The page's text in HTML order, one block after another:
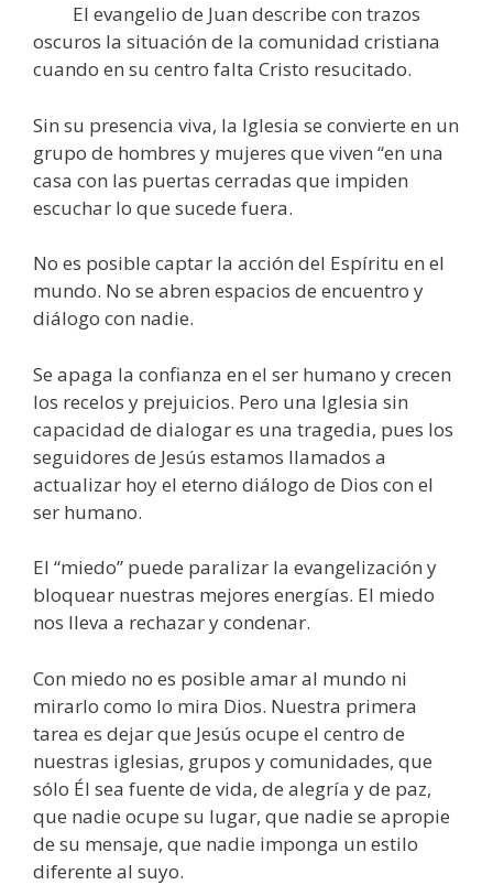
El evangelio de Juan describe con trazos
oscuros la situación de la comunidad cristiana
cuando en su centro falta Cristo resucitado.
Sin su presencia viva, la Iglesia se convierte en un
grupo de hombres y mujeres que viven “en una
casa con las puertas cerradas que impiden
escuchar lo que sucede fuera.
No es posible captar la acción del Espíritu en el
mundo. No se abren espacios de encuentro y
diálogo con nadie.
Se apaga la confianza en el ser humano y crecen
los recelos y prejuicios. Pero una Iglesia sin
capacidad de dialogar es una tragedia, pues los
seguidores de Jesús estamos llamados a
actualizar hoy el eterno diálogo de Dios con el
ser humano.
El “miedo” puede paralizar la evangelización y
bloquear nuestras mejores energías. El miedo
nos lleva a rechazar y condenar.
Con miedo no es posible amar al mundo ni
mirarlo como lo mira Dios. Nuestra primera
tarea es dejar que Jesús ocupe el centro de
nuestras iglesias, grupos y comunidades, que
sólo Él sea fuente de vida, de alegría y de paz,
que nadie ocupe su lugar, que nadie se apropie
de su mensaje, que nadie imponga un estilo
diferente al suyo.